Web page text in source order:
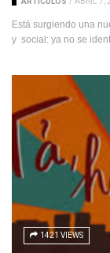
Está surgiendo una
y social: ya no se
1421 VIEWS